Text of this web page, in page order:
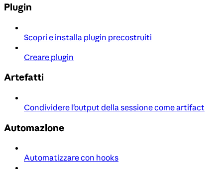
Plugin
Scopri e installa plugin precostruiti
Creare plugin
Artefatti
Condividere l'output della sessione come artifact
Automazione
Automatizzare con hooks